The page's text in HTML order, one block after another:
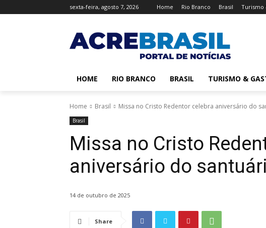
sexta-feira, agosto 7, 2026 Home Rio Branco Brasil Turismo
HOME RIO BRANCO BRASIL TURISMO &
Home Brasil Missa no Cristo Redentor celebra aniversário do
Brasil
Missa no Cristo
aniversário do
14 de outubro de 2025
Share